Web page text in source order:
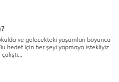
ve gelecekteki yaşamları boyunca
hedef için her şeyi yapmaya istekliyiz